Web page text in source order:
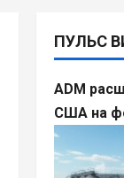
ПУЛЬС
ADM
США на